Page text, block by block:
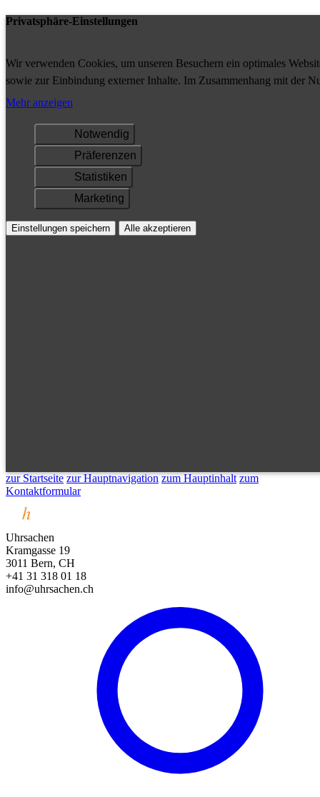
Privatsphäre-Einstellungen
Wir verwenden Cookies, um unseren Besuchern ein optimales
sowie zur Einbindung externer Inhalte. Im Zusammenhang mit der
Ihrem Gerät gespeichert und/oder abgerufen.
Mehr anzeigen
Notwendig
Präferenzen
Statistiken
Marketing
Einstellungen speichern Alle akzeptieren
zur Startseite zur Hauptnavigation zum Hauptinhalt zum
Kontaktformular
Uhrsachen
Kramgasse 19
3011 Bern, CH
+41 31 318 01 18
info@uhrsachen.ch